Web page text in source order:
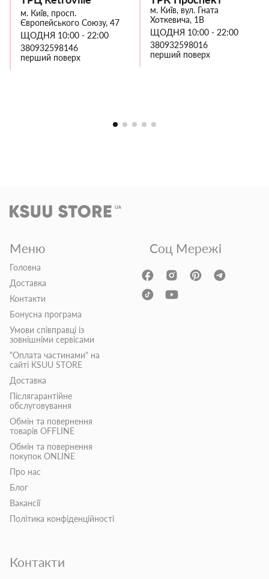
м. Київ, просп.
Європейського Союзу, 47
ЩОДНЯ 10:00 - 22:00
380932598146
перший поверх
м. Київ, вул. Гната
Хоткевича, 1В
ЩОДНЯ 10:00 - 22:00
380932598016
перший поверх
Меню
Головна
Доставка
Контакти
Бонусна програма
Умови співправці із
зовнішніми сервісами
"Оплата частинами" на
сайті KSUU STORE
Доставка
Післягарантійне
обслуговування
Обмін та повернення
товарів OFFLINE
Обмін та повернення
покупок ONLINE
Про нас
Блог
Вакансії
Політика конфіденційності
Контакти
Соц Мережі